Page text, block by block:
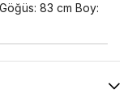
83 cm Boy: